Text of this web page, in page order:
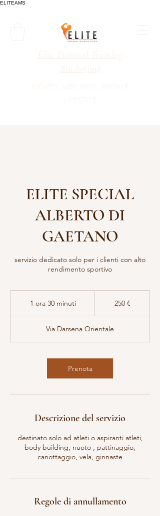
ELITEAMS
ELITE SPECIAL
ALBERTO DI
GAETANO
servizio dedicato solo per i clienti con alto
rendimento sportivo
1 ora 30 minuti1
3
0
i
n
u
250 €
Via Darsena Orientale
Prenota
Descrizione del servizio
destinato solo ad atleti o aspiranti atleti,
body building, nuoto , pattinaggio,
canottaggio, vela, ginnaste
Regole di annullamento